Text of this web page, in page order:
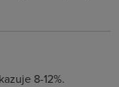
8-12%.